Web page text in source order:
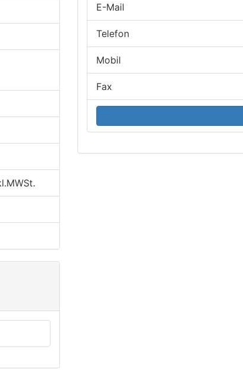
E-Mail
Telefon
Mobil
Fax